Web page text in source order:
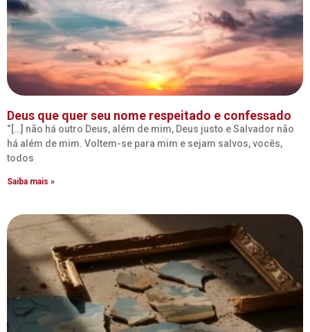
Deus que quer seu nome respeitado e confessado
“[…] não há outro Deus, além de mim, Deus justo e Salvador não
há além de mim. Voltem-se para mim e sejam salvos, vocês,
todos
Saiba mais »